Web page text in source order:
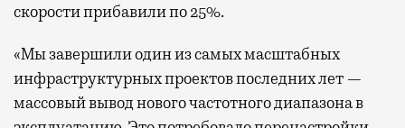
скорости прибавили по 25%.
«Мы завершили один из самых масштабных
инфраструктурных проектов последних лет —
массовый вывод нового частотного диапазона в